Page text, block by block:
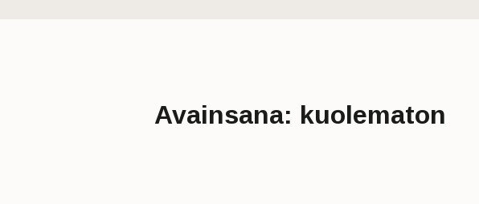
Avainsana: kuolematon